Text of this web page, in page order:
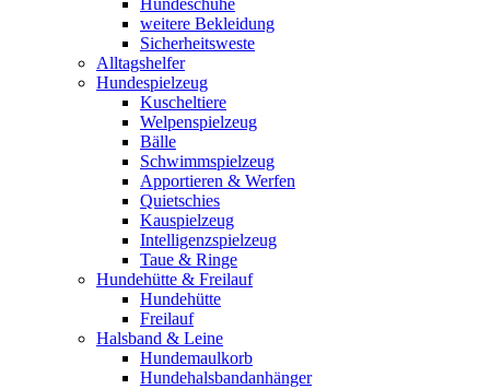
Hundeschuhe
weitere Bekleidung
Sicherheitsweste
Alltagshelfer
Hundespielzeug
Kuscheltiere
Welpenspielzeug
Bälle
Schwimmspielzeug
Apportieren & Werfen
Quietschies
Kauspielzeug
Intelligenzspielzeug
Taue & Ringe
Hundehütte & Freilauf
Hundehütte
Freilauf
Halsband & Leine
Hundemaulkorb
Hundehalsbandanhänger